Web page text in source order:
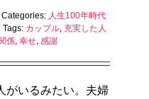
Categories: 人生100年時代
Tags: カップル, 充実した人
係, 幸せ, 感謝
がいるみたい。夫婦